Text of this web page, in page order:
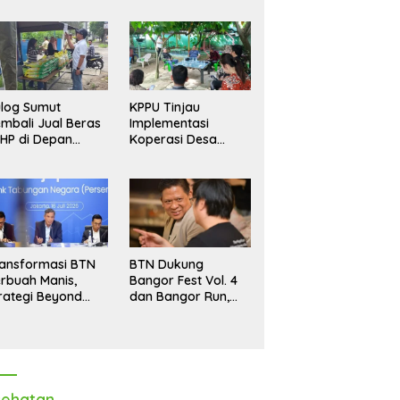
Sumut
Jual Beras
di Depan
Akhir Tahun
KPPU Tinjau
Implementasi
Koperasi Desa
BTN
Manis,
Beyond
BTN Dukung
Bangor Fest Vol. 4
dan Bangor Run,